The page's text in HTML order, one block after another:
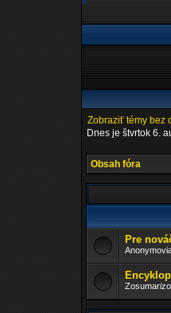
Zobraziť témy bez
Dnes je štvrtok 6.
Obsah fóra
Pre